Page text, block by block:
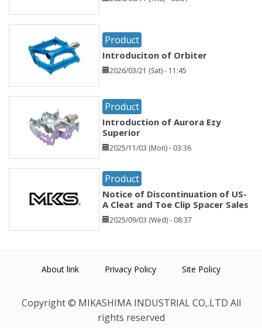
Product
Introduciton of Orbiter
2026/03/21 (Sat) - 11:45
Product
Introduction of Aurora Ezy
Superior
2025/11/03 (Mon) - 03:36
Product
Notice of Discontinuation of US-
A Cleat and Toe Clip Spacer Sales
2025/09/03 (Wed) - 08:37
About link Privacy Policy Site Policy
Copyright © MIKASHIMA INDUSTRIAL CO,.LTD All
rights reserved